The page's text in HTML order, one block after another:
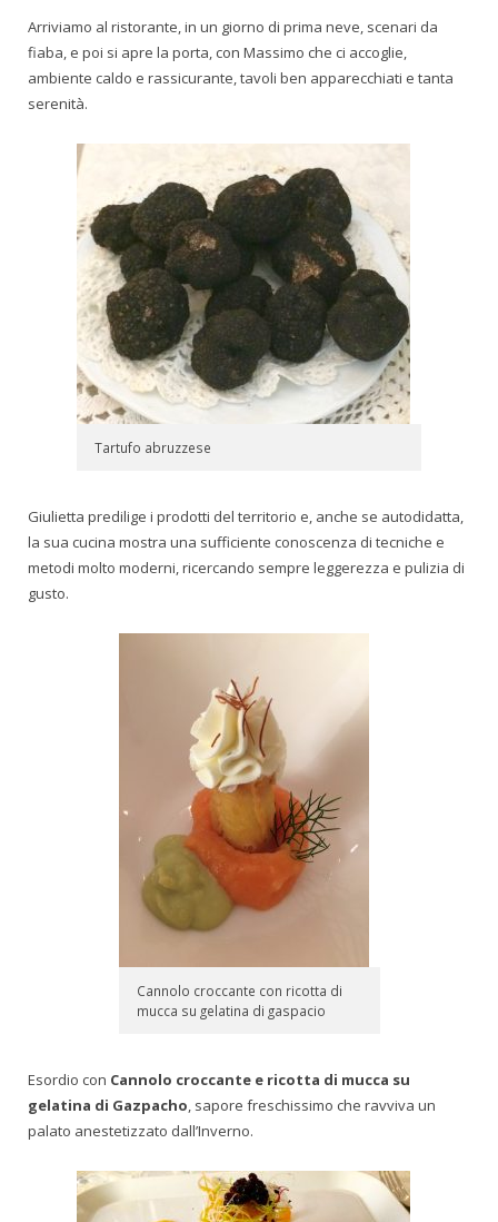
Arriviamo al ristorante, in un giorno di prima neve, scenari da
fiaba, e poi si apre la porta, con Massimo che ci accoglie,
ambiente caldo e rassicurante, tavoli ben apparecchiati e tanta
serenità.
Tartufo abruzzese
Giulietta predilige i prodotti del territorio e, anche se autodidatta,
la sua cucina mostra una sufficiente conoscenza di tecniche e
metodi molto moderni, ricercando sempre leggerezza e pulizia di
gusto.
Cannolo croccante con ricotta di
mucca su gelatina di gaspacio
Esordio con Cannolo croccante e ricotta di mucca su
gelatina di Gazpacho, sapore freschissimo che ravviva un
palato anestetizzato dall’Inverno.